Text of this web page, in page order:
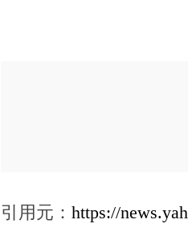
引用元： https://